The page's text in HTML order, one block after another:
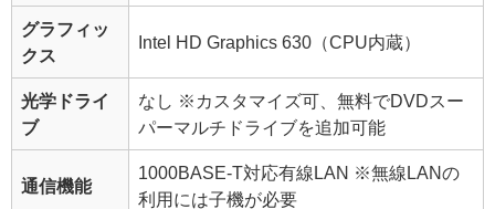
グラフィッ
クス
Intel HD Graphics 630（CPU内蔵）
光学ドライ
ブ
なし
※カスタマイズ可、無料でDVDスー
パーマルチドライブを追加可能
通信機能
1000BASE-T対応有線LAN ※無線LANの
利用には子機が必要